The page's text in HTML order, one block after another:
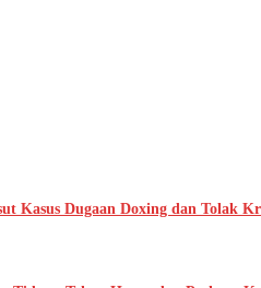
Kasus Dugaan Doxing dan Tolak